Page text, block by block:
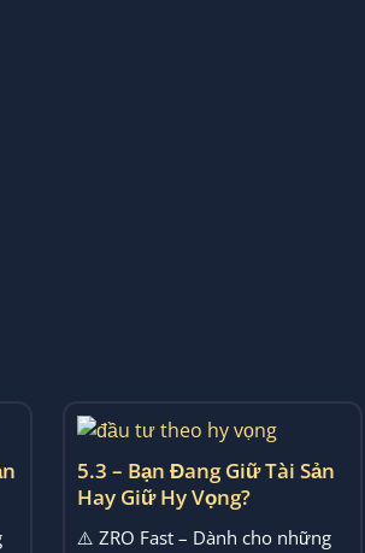
5.3 – Bạn Đang Giữ Tài Sản
Hay Giữ Hy Vọng?
⚠️ ZRO Fast – Dành cho những